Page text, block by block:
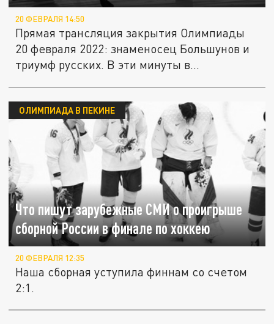
20 ФЕВРАЛЯ 14:50
Прямая трансляция закрытия Олимпиады
20 февраля 2022: знаменосец Большунов и
триумф русских. В эти минуты в...
Что пишут зарубежные СМИ о проигрыше
сборной России в финале по хоккею
ОЛИМПИАДА В ПЕКИНЕ
20 ФЕВРАЛЯ 12:35
Наша сборная уступила финнам со счетом
2:1.